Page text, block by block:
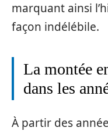
marquant ainsi
façon indélébile.
La montée
dans les
À partir des